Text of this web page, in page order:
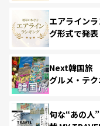
エアライン
グ形式で発表
Next韓国旅
グルメ・テ
旬な“あの人